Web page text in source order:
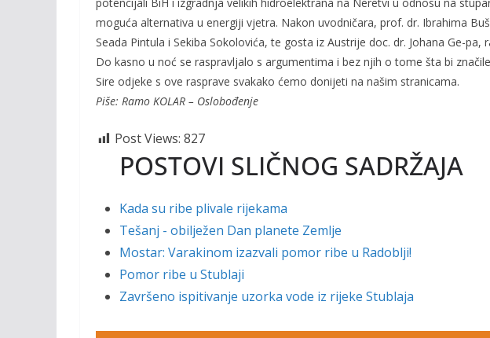
moguća alternativa u energiji vjetra. Nakon uvodničara, prof. dr. Ibrahima
Seada Pintula i Sekiba Sokolovića, te gosta iz Austrije doc. dr. Johana Ge-pa,
Do kasno u noć se raspravljalo s argumentima i bez njih o tome šta bi
Sire odjeke s ove rasprave svakako ćemo donijeti na našim stranicama.
Piše: Ramo KOLAR – Oslobođenje
Post Views: 827
POSTOVI SLIČNOG SADRŽAJA
Kada su ribe plivale rijekama
Tešanj - obilježen Dan planete Zemlje
Mostar: Varakinom izazvali pomor ribe u Radoblji!
Pomor ribe u Stublaji
Završeno ispitivanje uzorka vode iz rijeke Stublaja